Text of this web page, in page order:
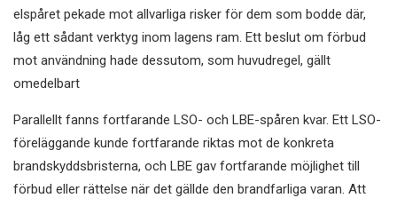
elspåret pekade mot allvarliga risker för dem som bodde där,
låg ett sådant verktyg inom lagens ram. Ett beslut om förbud
mot användning hade dessutom, som huvudregel, gällt
omedelbart
Parallellt fanns fortfarande LSO- och LBE-spåren kvar. Ett LSO-
föreläggande kunde fortfarande riktas mot de konkreta
brandskyddsbristerna, och LBE gav fortfarande möjlighet till
förbud eller rättelse när det gällde den brandfarliga varan. Att